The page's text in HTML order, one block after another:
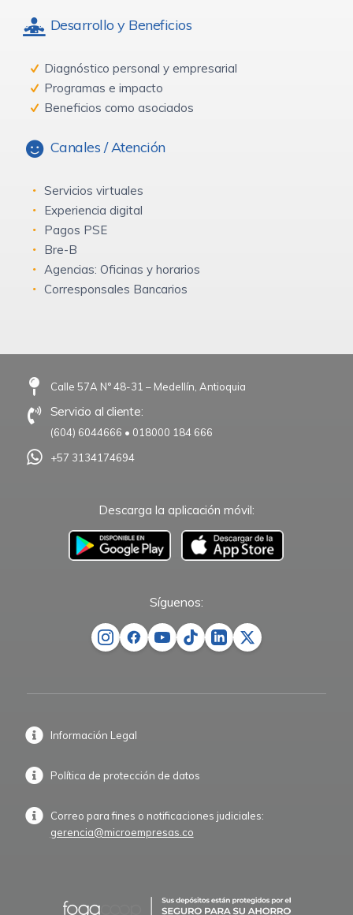
Desarrollo y Beneficios
Diagnóstico personal y empresarial
Programas e impacto
Beneficios como asociados
Canales / Atención
Servicios virtuales
Experiencia digital
Pagos PSE
Bre-B
Agencias: Oficinas y horarios
Corresponsales Bancarios
Calle 57A N° 48-31 – Medellín, Antioquia
Servicio al cliente:
(604) 6044666 • 018000 184 666
+57 3134174694
Descarga la aplicación móvil:
–
Síguenos:
Información Legal
Política de protección de datos
Correo para fines o notificaciones judiciales:
gerencia@microempresas.co